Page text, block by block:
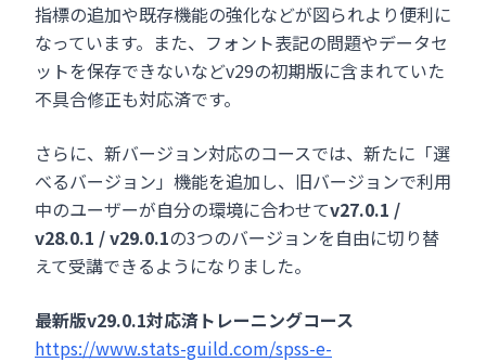
指標の追加や既存機能の強化などが図られより便利に
なっています。また、フォント表記の問題やデータセ
ットを保存できないなどv29の初期版に含まれていた
不具合修正も対応済です。
さらに、新バージョン対応のコースでは、新たに「選
べるバージョン」機能を追加し、旧バージョンで利用
中のユーザーが自分の環境に合わせてv27.0.1 /
v28.0.1 / v29.0.1の3つのバージョンを自由に切り替
えて受講できるようになりました。
最新版v29.0.1対応済トレーニングコース
https://www.stats-guild.com/spss-e-